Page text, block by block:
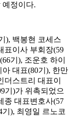
예정이다.
), 백봉현 코세스
표이사 부회장(59
기), 조운호 하이
대표(80기), 한만
스트리 대표이
기)가 위촉되었으
종 대표변호사(57
), 최영일 르노코